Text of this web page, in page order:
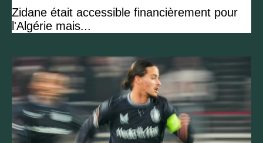
Zidane était accessible financièrement pour
l'Algérie mais...